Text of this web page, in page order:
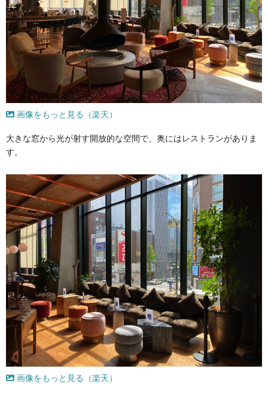
画像をもっと見る（楽天）
大きな窓から光が射す開放的な空間で、奥にはレストランがありま
す。
画像をもっと見る（楽天）